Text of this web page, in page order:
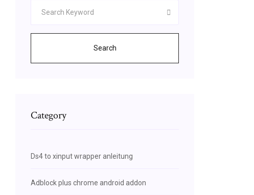
Search
Category
Ds4 to xinput wrapper anleitung
Adblock plus chrome android addon